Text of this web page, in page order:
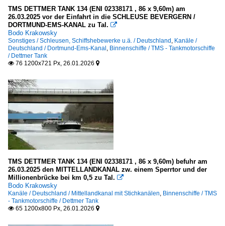
TMS DETTMER TANK 134 (ENI 02338171 , 86 x 9,60m) am
26.03.2025 vor der Einfahrt in die SCHLEUSE BEVERGERN /
DORTMUND-EMS-KANAL zu Tal. 
Bodo Krakowsky
Sonstiges / Schleusen, Schiffshebewerke u.ä. / Deutschland , Kanäle /
Deutschland / Dortmund-Ems-Kanal , Binnenschiffe / TMS - Tankmotorschiffe
/ Dettmer Tank
 76 1200x721 Px, 26.01.2026 
TMS DETTMER TANK 134 (ENI 02338171 , 86 x 9,60m) befuhr am
26.03.2025 den MITTELLANDKANAL zw. einem Sperrtor und der
Millionenbrücke bei km 0,5 zu Tal. 
Bodo Krakowsky
Kanäle / Deutschland / Mittellandkanal mit Stichkanälen, Binnenschiffe / TMS
- Tankmotorschiffe / Dettmer Tank
 65 1200x800 Px, 26.01.2026 